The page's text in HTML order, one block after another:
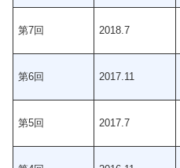
第7回 2018.7
第6回 2017.11
第5回 2017.7